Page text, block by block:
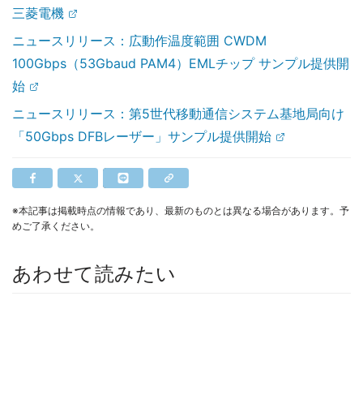
三菱電機
ニュースリリース：広動作温度範囲 CWDM
100Gbps（53Gbaud PAM4）EMLチップ サンプル提供開
始
ニュースリリース：第5世代移動通信システム基地局向け
「50Gbps DFBレーザー」サンプル提供開始
※本記事は掲載時点の情報であり、最新のものとは異なる場合があります。予
めご了承ください。
あわせて読みたい